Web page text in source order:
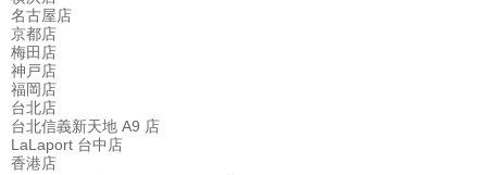
名古屋店
京都店
梅田店
神戸店
福岡店
台北店
台北信義新天地 A9 店
LaLaport 台中店
香港店